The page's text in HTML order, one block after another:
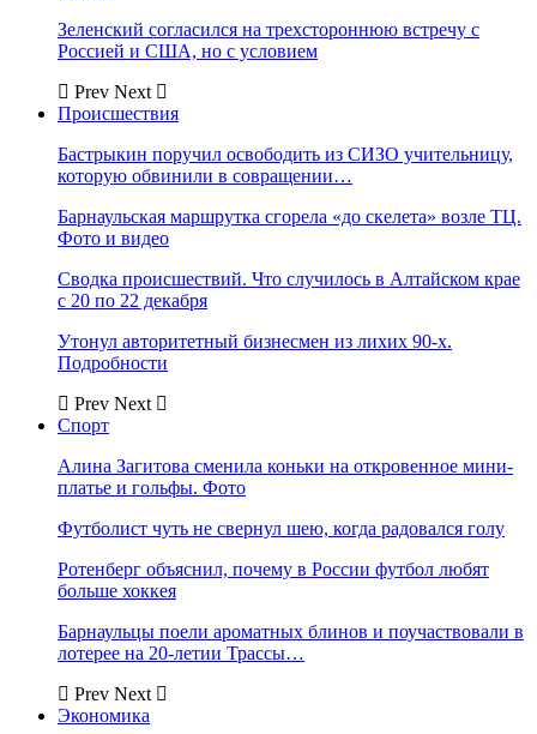
Зеленский согласился на трехстороннюю встречу с
Россией и США, но с условием
Prev Next
Происшествия
Бастрыкин поручил освободить из СИЗО учительницу,
которую обвинили в совращении…
Барнаульская маршрутка сгорела «до скелета» возле ТЦ.
Фото и видео
Сводка происшествий. Что случилось в Алтайском крае
с 20 по 22 декабря
Утонул авторитетный бизнесмен из лихих 90-х.
Подробности
Prev Next
Спорт
Алина Загитова сменила коньки на откровенное мини-
платье и гольфы. Фото
Футболист чуть не свернул шею, когда радовался голу
Ротенберг объяснил, почему в России футбол любят
больше хоккея
Барнаульцы поели ароматных блинов и поучаствовали в
лотерее на 20-летии Трассы…
Prev Next
Экономика